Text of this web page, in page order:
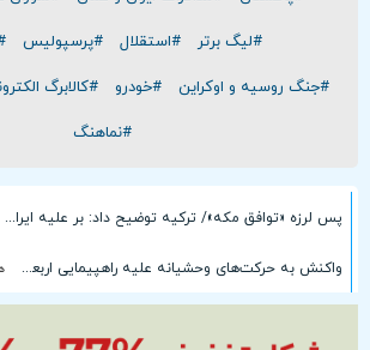
#لیگ برتر #استقلال #پرسپولیس
#جنگ روسیه و اوکراین #خودرو #کالابرگ
#نماهنگ
پس لرزه «توافق مکه»/ ترکیه توضیح داد: بر علیه ایران نیست
واکنش به حرکت‌های وحشیانه علیه راهپیمایی اربعین | هشدار درباره بمباران خبری | آخرین وضعیت پرونده ساعدی‌نیا